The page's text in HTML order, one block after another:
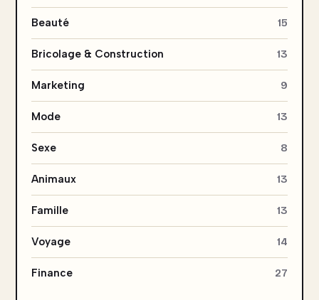
Beauté 15
Bricolage & Construction 13
Marketing 9
Mode 13
Sexe 8
Animaux 13
Famille 13
Voyage 14
Finance 27